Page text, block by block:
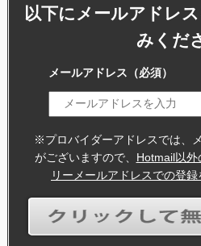
以下にメールアドレ
みくだ
メールアドレス （必須）
※プロバイダーアドレスでは、
がございますので、 Hotmail以
リーメールアドレスでの登録